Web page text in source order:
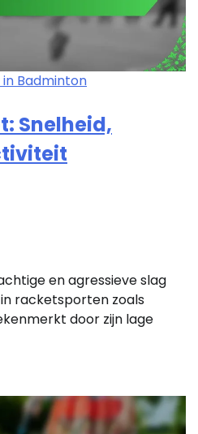
in Badminton
Snelheid,
en agressieve slag
racketsporten zoals
door zijn lage